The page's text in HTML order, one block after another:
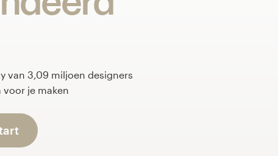
van 3,09 miljoen designers
je maken